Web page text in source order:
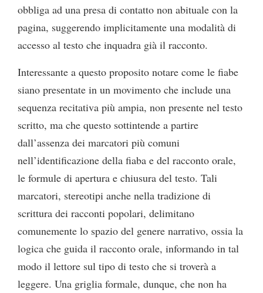
obbliga ad una presa di contatto non abituale con la
pagina, suggerendo implicitamente una modalità di
accesso al testo che inquadra già il racconto.
Interessante a questo proposito notare come le fiabe
siano presentate in un movimento che include una
sequenza recitativa più ampia, non presente nel testo
scritto, ma che questo sottintende a partire
dall’assenza dei marcatori più comuni
nell’identificazione della fiaba e del racconto orale,
le formule di apertura e chiusura del testo. Tali
marcatori, stereotipi anche nella tradizione di
scrittura dei racconti popolari, delimitano
comunemente lo spazio del genere narrativo, ossia la
logica che guida il racconto orale, informando in tal
modo il lettore sul tipo di testo che si troverà a
leggere. Una griglia formale, dunque, che non ha